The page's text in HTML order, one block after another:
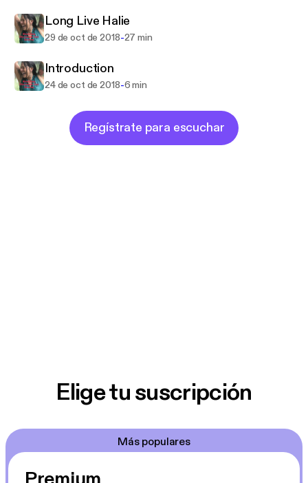
Long Live Halie
29 de oct de 2018-27 min
Introduction
24 de oct de 2018-6 min
Regístrate para escuchar
Elige tu suscripción
Más populares